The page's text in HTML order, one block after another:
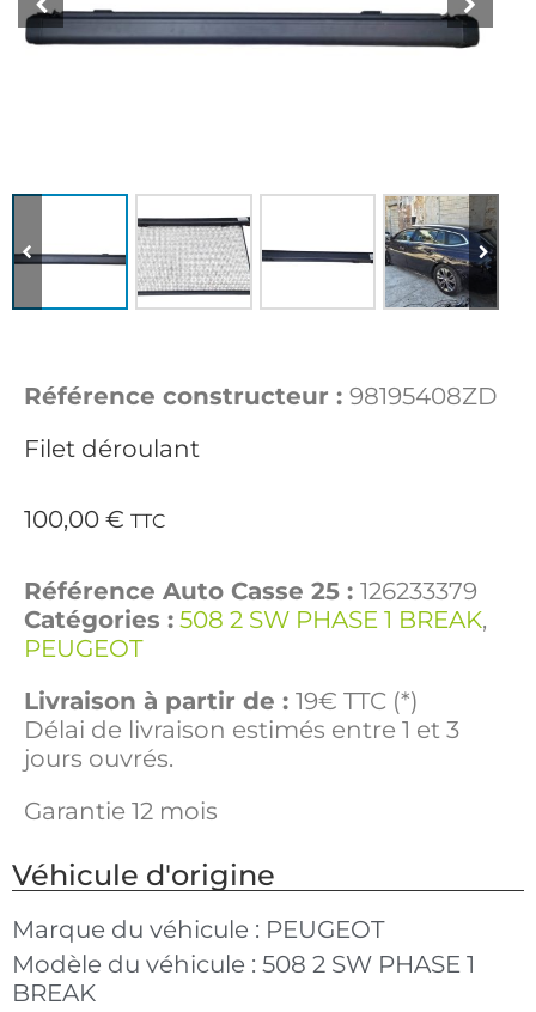
Référence constructeur : 98195408ZD
Filet déroulant
100,00 € TTC
Référence Auto Casse 25 : 126233379
Catégories : 508 2 SW PHASE 1 BREAK,
PEUGEOT
Livraison à partir de : 19€ TTC (*)
Délai de livraison estimés entre 1 et 3
jours ouvrés.
Garantie 12 mois
Véhicule d'origine
Marque du véhicule : PEUGEOT
Modèle du véhicule : 508 2 SW PHASE 1
BREAK